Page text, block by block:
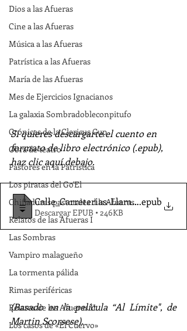
Dios a las Afueras
Cine a las Afueras
Música a las Afueras
Patrística a las Afueras
María de las Afueras
Mes de Ejercicios Ignacianos
La galaxia Sombradobleconpitufo
Crónicas de la Clericus Cup
Obra de teatro
Pastores en la Patrística
Los piratas del Go'El
Chifladuras pastorales d ls Afueras
Relatos de las Afueras I
Las Sombras
Vampiro malagueño
La tormenta pálida
Rimas periféricas
Relatos de las Afueras II
Los casos de «El Cuervo»
Si quieres descargarte el cuento en
formato de libro electrónico (.epub),
haz clic aquí debajo.
Calle_Carreterias-Llamas_JM_
.epub
Descargar EPUB • 246KB
(Basado en la película “Al Límite", de
Martin Scorsese).